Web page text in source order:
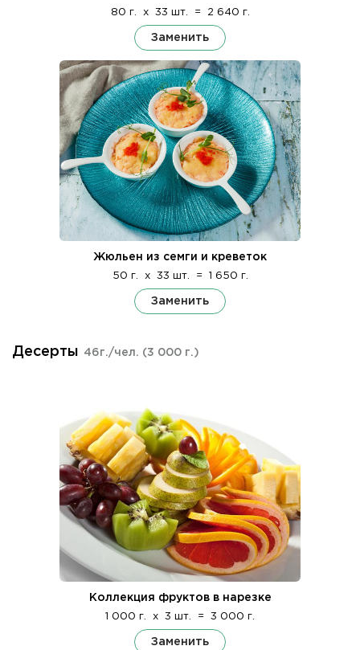
80 г. x 33 шт. = 2 640 г.
Заменить
Жюльен из семги и креветок
50 г. x 33 шт. = 1 650 г.
Заменить
Десерты 46г./чел. (3 000 г.)
Коллекция фруктов в нарезке
1 000 г. x 3 шт. = 3 000 г.
Заменить